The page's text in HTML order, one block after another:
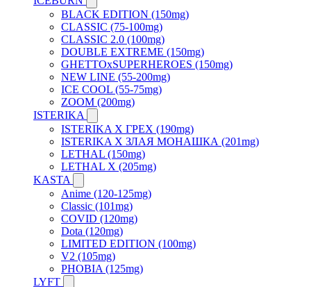
BLACK EDITION (150mg)
CLASSIC (75-100mg)
CLASSIC 2.0 (100mg)
DOUBLE EXTREME (150mg)
GHETTOxSUPERHEROES (150mg)
NEW LINE (55-200mg)
ICE COOL (55-75mg)
ZOOM (200mg)
ISTERIKA
ISTERIKA X ГРЕХ (190mg)
ISTERIKA X ЗЛАЯ МОНАШКА (201mg)
LETHAL (150mg)
LETHAL X (205mg)
KASTA
Anime (120-125mg)
Classic (101mg)
COVID (120mg)
Dota (120mg)
LIMITED EDITION (100mg)
V2 (105mg)
PHOBIA (125mg)
LYFT